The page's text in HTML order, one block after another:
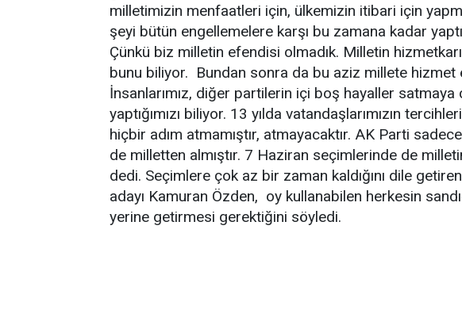
milletimizin menfaatleri için, ülkemizin itibari için
şeyi bütün engellemelere karşı bu zamana kadar
Çünkü biz milletin efendisi olmadık. Milletin
bunu biliyor. Bundan sonra da bu aziz millete hizmet
İnsanlarımız, diğer partilerin içi boş hayaller satmaya
yaptığımızı biliyor. 13 yılda vatandaşlarımızın
hiçbir adım atmamıştır, atmayacaktır. AK Parti
de milletten almıştır. 7 Haziran seçimlerinde de
dedi. Seçimlere çok az bir zaman kaldığını dile
adayı Kamuran Özden, oy kullanabilen herkesin
yerine getirmesi gerektiğini söyledi.